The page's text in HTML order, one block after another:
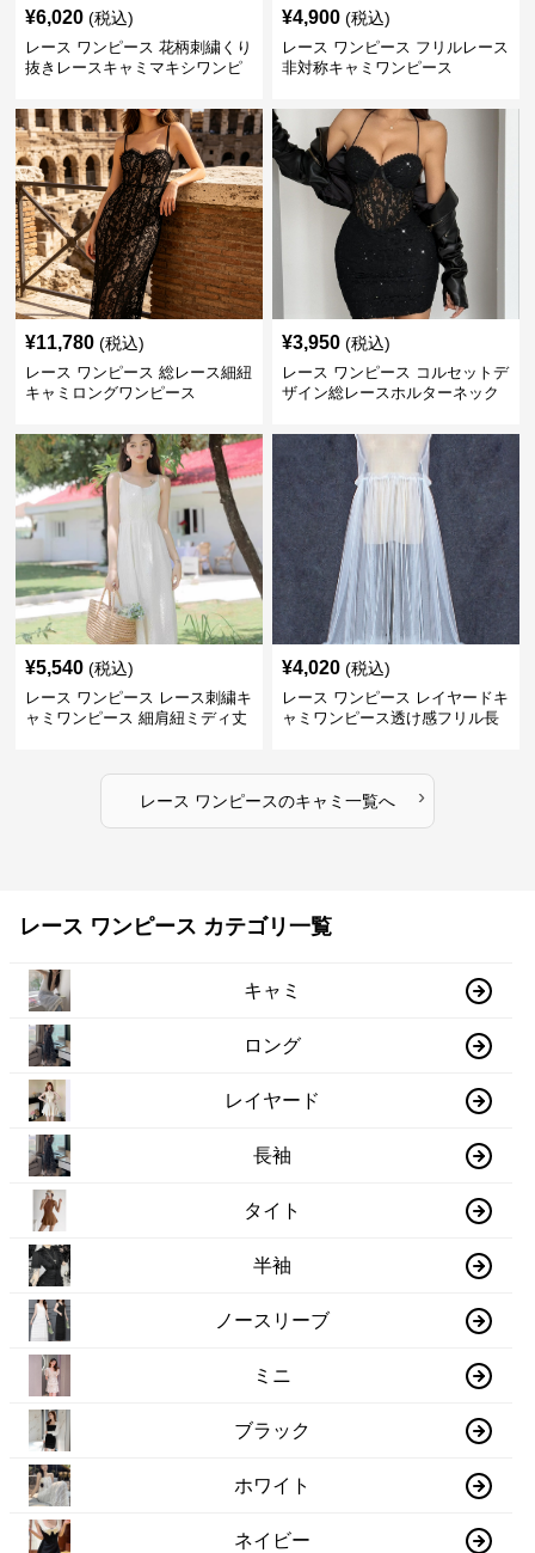
¥6,020 (税込)
レース ワンピース 花柄刺繍くり
抜きレースキャミマキシワンピ
¥4,900 (税込)
レース ワンピース フリルレース
非対称キャミワンピース
¥11,780 (税込)
レース ワンピース 総レース細紐
キャミロングワンピース
¥3,950 (税込)
レース ワンピース コルセットデ
ザイン総レースホルターネック
¥5,540 (税込)
レース ワンピース レース刺繍キ
ャミワンピース 細肩紐ミディ丈
¥4,020 (税込)
レース ワンピース レイヤードキ
ャミワンピース透け感フリル長
レース ワンピースのキャミ 一覧へ ›
レース ワンピース カテゴリ一覧
キャミ
ロング
レイヤード
長袖
タイト
半袖
ノースリーブ
ミニ
ブラック
ホワイト
ネイビー